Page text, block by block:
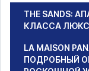
THE SANDS:
КЛАССА ЛЮКС
LA MAISON
ПОДРОБНЫЙ